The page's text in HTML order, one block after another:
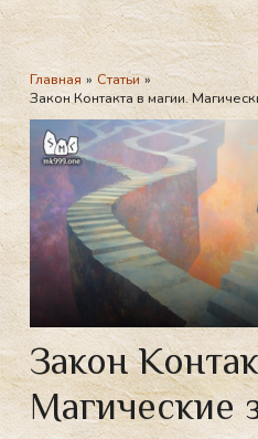
Главная
Статьи
Закон Контакта в магии.
Закон